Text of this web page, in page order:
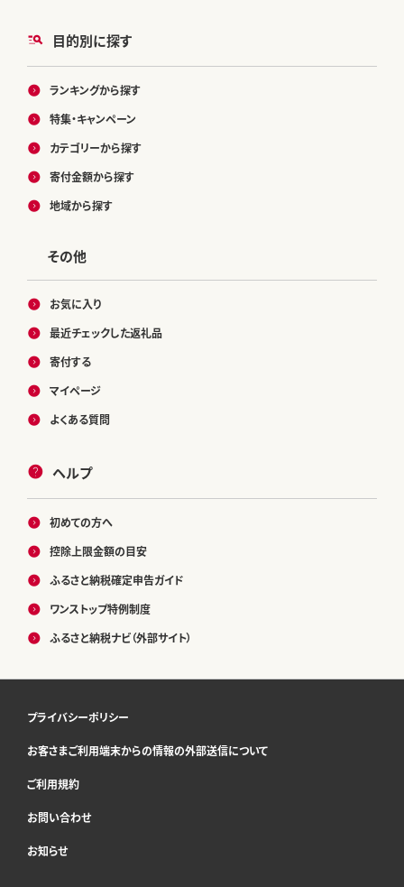
目的別に探す
ランキングから探す
特集・キャンペーン
カテゴリーから探す
寄付金額から探す
地域から探す
その他
お気に入り
最近チェックした返礼品
寄付する
マイページ
よくある質問
ヘルプ
初めての方へ
控除上限金額の目安
ふるさと納税確定申告ガイド
ワンストップ特例制度
ふるさと納税ナビ（外部サイト）
プライバシーポリシー
お客さまご利用端末からの情報の外部送信について
ご利用規約
お問い合わせ
お知らせ